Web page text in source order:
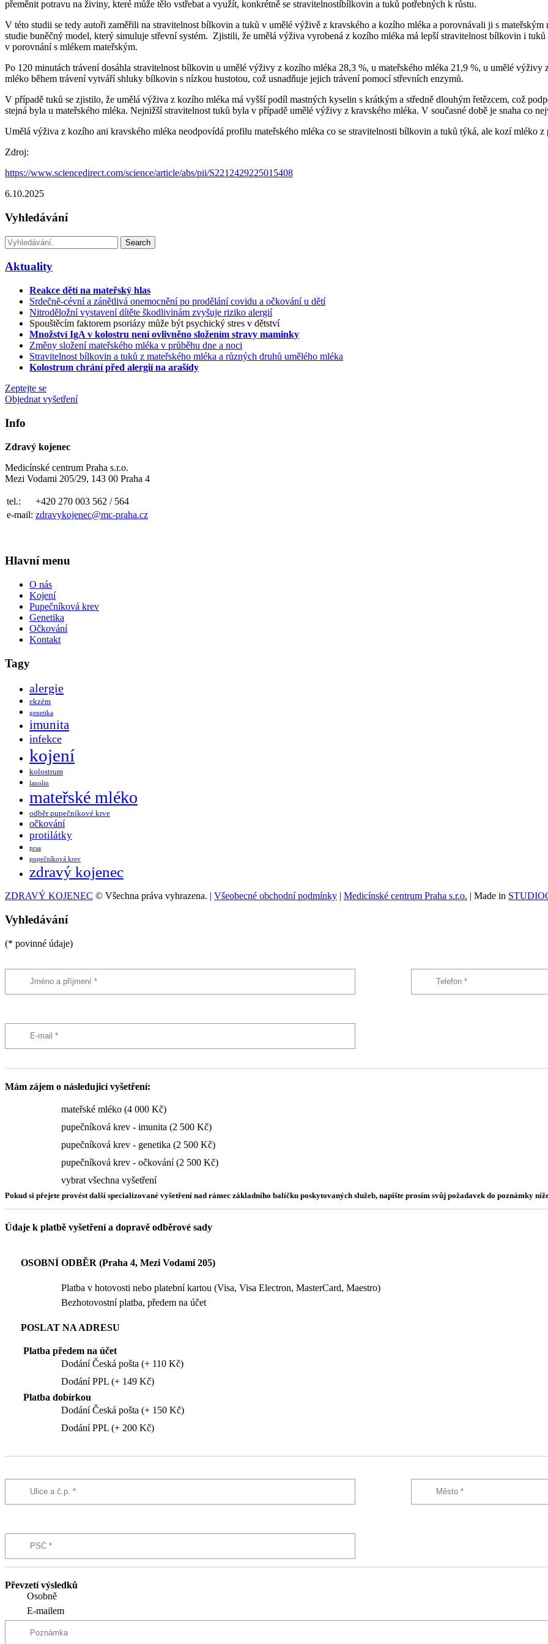
přeměnit potravu na živiny, které může tělo vstřebat a využít, konkrétně se stravitelnostíbílkovin a tuků potřebných k růstu.
V této studii se tedy autoři zaměřili na stravitelnost bílkovin a tuků v umělé výživě z kravského a kozího mléka a porovnávali ji s
studie buněčný model, který simuluje střevní systém. Zjistili, že umělá výživa vyrobená z kozího mléka má lepší stravitelnost bílkovin i
v porovnání s mlékem mateřským.
Po 120 minutách trávení dosáhla stravitelnost bílkovin u umělé výživy z kozího mléka 28,3 %, u mateřského mléka 21,9 %, u umělé
mléko během trávení vytváří shluky bílkovin s nízkou hustotou, což usnadňuje jejich trávení pomocí střevních enzymů.
V případě tuků se zjistilo, že umělá výživa z kozího mléka má vyšší podíl mastných kyselin s krátkým a středně dlouhým řetězcem, což
stejná byla u mateřského mléka. Nejnižší stravitelnost tuků byla v případě umělé výživy z kravského mléka. V současné době je snaha co
Umělá výživa z kozího ani kravského mléka neodpovídá profilu mateřského mléka co se stravitelnosti bílkovin a tuků týká, ale kozí mléko z
Zdroj:
https://www.sciencedirect.com/science/article/abs/pii/S2212429225015408
6.10.2025
Vyhledávání
Search
Aktuality
Reakce dětí na mateřský hlas
Srdečně-cévní a zánětlivá onemocnění po prodělání covidu a očkování u dětí
Nitroděložní vystavení dítěte škodlivinám zvyšuje riziko alergií
Spouštěcím faktorem psoriázy může být psychický stres v dětství
Množství IgA v kolostru není ovlivněno složením stravy maminky
Změny složení mateřského mléka v průběhu dne a noci
Stravitelnost bílkovin a tuků z mateřského mléka a různých druhů umělého mléka
Kolostrum chrání před alergií na arašídy
Zeptejte se
Objednat vyšetření
Info
Zdravý kojenec
Medicínské centrum Praha s.r.o.
Mezi Vodami 205/29, 143 00 Praha 4
tel.:
+420 270 003 562 / 564
e-mail: zdravykojenec@mc-praha.cz
Hlavní menu
O nás
Kojení
Pupečníková krev
Genetika
Očkování
Kontakt
Tagy
alergie
ekzém
genetika
imunita
infekce
kojení
kolostrum
lanolin
mateřské mléko
odběr pupečníkové krve
očkování
protilátky
prsa
pupečníková krev
zdravý kojenec
ZDRAVÝ KOJENEC © Všechna práva vyhrazena. | Všeobecné obchodní podmínky | Medicínské centrum Praha s.r.o. | Made in
Vyhledávání
(* povinné údaje)
Mám zájem o následujicí vyšetření:
mateřské mléko (4 000 Kč)
pupečníková krev - imunita (2 500 Kč)
pupečníková krev - genetika (2 500 Kč)
pupečníková krev - očkování (2 500 Kč)
vybrat všechna vyšetření
Pokud si přejete provést další specializované vyšetření nad rámec základního balíčku poskytovaných služeb, napište prosím svůj požadavek do poznámky
Údaje k platbě vyšetření a dopravě odběrové sady
OSOBNÍ ODBĚR (Praha 4, Mezi Vodami 205)
Platba v hotovosti nebo platební kartou (Visa, Visa Electron, MasterCard, Maestro)
Bezhotovostní platba, předem na účet
POSLAT NA ADRESU
Platba předem na účet
Dodání Česká pošta (+ 110 Kč)
Dodání PPL (+ 149 Kč)
Platba dobírkou
Dodání Česká pošta (+ 150 Kč)
Dodání PPL (+ 200 Kč)
Převzetí výsledků
Osobně
E-mailem